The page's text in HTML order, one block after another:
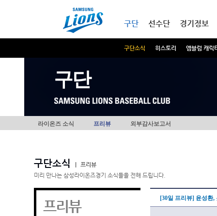
구단
구단소식 히스토리 엠블럼 캐릭
선수단 경기정보
구단
라이온즈 소식 프리뷰 외부감사보고서
구단소식
프리뷰
미리 만나는 삼성라이온즈경기 소식들을 전해 드립니다.
프리뷰 [30일 프리뷰] 윤성환